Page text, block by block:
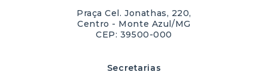
Praça Cel. Jonathas, 220,
Centro - Monte Azul/MG
CEP: 39500-000
Secretarias